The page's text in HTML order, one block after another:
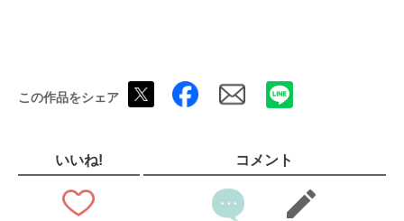
サン・ピエトロ大聖堂
エリアガイド
メルカート散策
グルメ
ピッツァ
普段着のトラットリア
この作品をシェア
いいね! コメント